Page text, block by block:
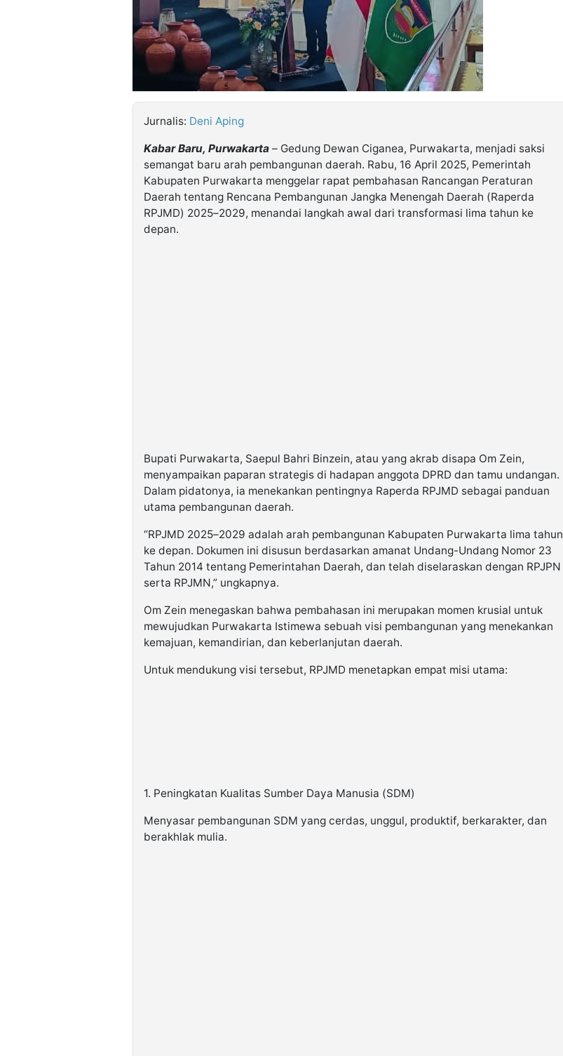
Jurnalis: Deni Aping
Kabar Baru, Purwakarta – Gedung Dewan Ciganea, Purwakarta, menjadi saksi
semangat baru arah pembangunan daerah. Rabu, 16 April 2025, Pemerintah
Kabupaten Purwakarta menggelar rapat pembahasan Rancangan Peraturan
Daerah tentang Rencana Pembangunan Jangka Menengah Daerah (Raperda
RPJMD) 2025–2029, menandai langkah awal dari transformasi lima tahun ke
depan.
Bupati Purwakarta, Saepul Bahri Binzein, atau yang akrab disapa Om Zein,
menyampaikan paparan strategis di hadapan anggota DPRD dan tamu undangan.
Dalam pidatonya, ia menekankan pentingnya Raperda RPJMD sebagai panduan
utama pembangunan daerah.
“RPJMD 2025–2029 adalah arah pembangunan Kabupaten Purwakarta lima tahun
ke depan. Dokumen ini disusun berdasarkan amanat Undang-Undang Nomor 23
Tahun 2014 tentang Pemerintahan Daerah, dan telah diselaraskan dengan RPJPN
serta RPJMN,” ungkapnya.
Om Zein menegaskan bahwa pembahasan ini merupakan momen krusial untuk
mewujudkan Purwakarta Istimewa sebuah visi pembangunan yang menekankan
kemajuan, kemandirian, dan keberlanjutan daerah.
Untuk mendukung visi tersebut, RPJMD menetapkan empat misi utama:
1. Peningkatan Kualitas Sumber Daya Manusia (SDM)
Menyasar pembangunan SDM yang cerdas, unggul, produktif, berkarakter, dan
berakhlak mulia.